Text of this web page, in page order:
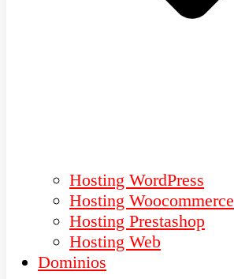
Hosting WordPress
Hosting Woocommerce
Hosting Prestashop
Hosting Web
Dominios